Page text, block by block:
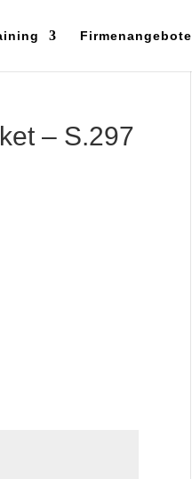
Firmenangebote
– S.297